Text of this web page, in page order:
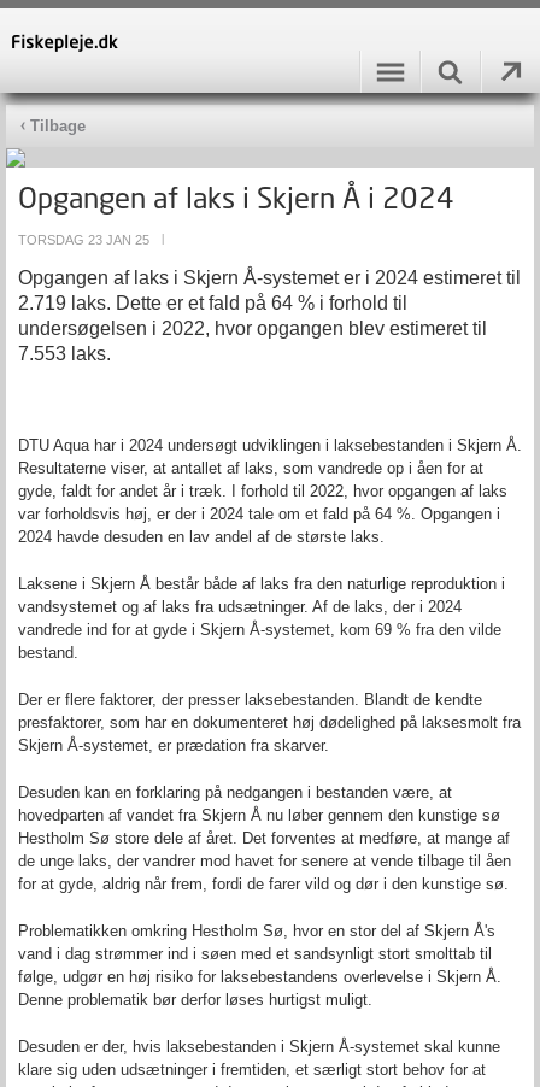
Tilbage
Opgangen af laks i Skjern Å i 2024
TORSDAG 23 JAN 25
Opgangen af laks i Skjern Å-systemet er i 2024 estimeret til
2.719 laks. Dette er et fald på 64 % i forhold til
undersøgelsen i 2022, hvor opgangen blev estimeret til
7.553 laks.
DTU Aqua har i 2024 undersøgt udviklingen i laksebestanden i Skjern Å.
Resultaterne viser, at antallet af laks, som vandrede op i åen for at
gyde, faldt for andet år i træk. I forhold til 2022, hvor opgangen af laks
var forholdsvis høj, er der i 2024 tale om et fald på 64 %. Opgangen i
2024 havde desuden en lav andel af de største laks.
Laksene i Skjern Å består både af laks fra den naturlige reproduktion i
vandsystemet og af laks fra udsætninger. Af de laks, der i 2024
vandrede ind for at gyde i Skjern Å-systemet, kom 69 % fra den vilde
bestand.
Der er flere faktorer, der presser laksebestanden. Blandt de kendte
presfaktorer, som har en dokumenteret høj dødelighed på laksesmolt fra
Skjern Å-systemet, er prædation fra skarver.
Desuden kan en forklaring på nedgangen i bestanden være, at
hovedparten af vandet fra Skjern Å nu løber gennem den kunstige sø
Hestholm Sø store dele af året. Det forventes at medføre, at mange af
de unge laks, der vandrer mod havet for senere at vende tilbage til åen
for at gyde, aldrig når frem, fordi de farer vild og dør i den kunstige sø.
Problematikken omkring Hestholm Sø, hvor en stor del af Skjern Å's
vand i dag strømmer ind i søen med et sandsynligt stort smolttab til
følge, udgør en høj risiko for laksebestandens overlevelse i Skjern Å.
Denne problematik bør derfor løses hurtigst muligt
Desuden er der, hvis laksebestanden i Skjern Å-systemet skal kunne
klare sig uden udsætninger i fremtiden, et særligt stort behov for at